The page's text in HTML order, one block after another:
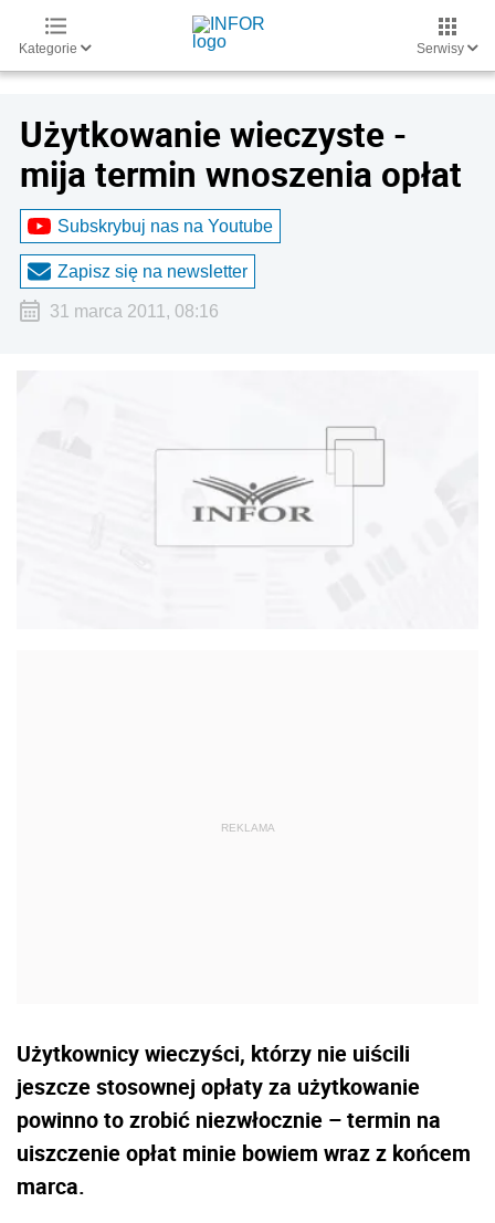
Kategorie Serwisy
Użytkowanie wieczyste -
mija termin wnoszenia opłat
Subskrybuj nas na Youtube
Zapisz się na newsletter
31 marca 2011, 08:16
Użytkownicy wieczyści, którzy nie uiścili
jeszcze stosownej opłaty za użytkowanie
powinno to zrobić niezwłocznie – termin na
uiszczenie opłat minie bowiem wraz z końcem
marca.